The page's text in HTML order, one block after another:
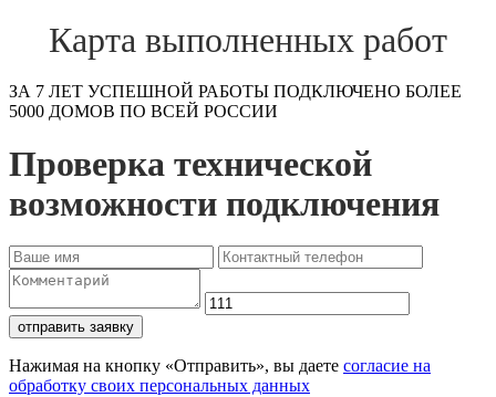
Карта выполненных работ
ЗА 7 ЛЕТ УСПЕШНОЙ РАБОТЫ ПОДКЛЮЧЕНО БОЛЕЕ
5000 ДОМОВ ПО ВСЕЙ РОССИИ
Проверка технической
возможности подключения
отправить заявку
Нажимая на кнопку «Отправить», вы даете согласие на
обработку своих персональных данных